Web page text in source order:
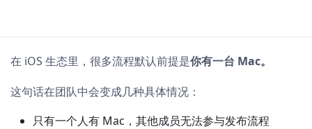
在 iOS 生态里，很多流程默认前提是你有一台 Mac。
这句话在团队中会变成几种具体情况：
只有一个人有 Mac，其他成员无法参与发布流程